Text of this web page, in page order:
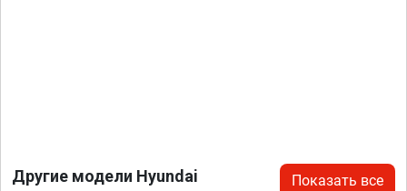
Другие модели Hyundai Показать все